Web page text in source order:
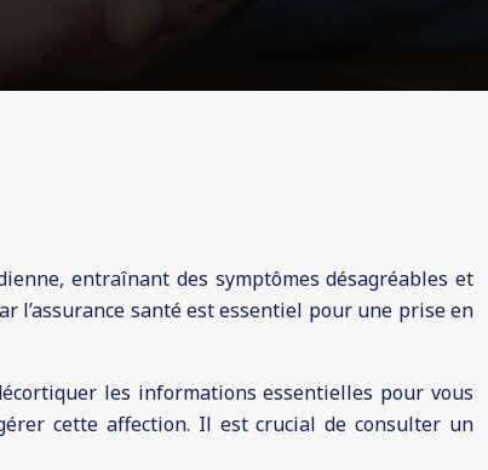
entraînant des symptômes désagréables et
l’assurance santé est essentiel pour une prise en
les informations essentielles pour vous
cette affection. Il est crucial de consulter un